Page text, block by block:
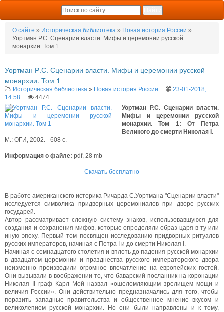
О сайте » Историческая библиотека » Новая история России »
Уортман Р.С. Сценарии власти. Мифы и церемонии русской
монархии. Том 1
Уортман Р.С. Сценарии власти. Мифы и церемонии русской
монархии. Том 1
Историческая библиотека » Новая история России
23-01-2018,
14:58
4474
Уортман Р.С. Сценарии власти.
Мифы и церемонии русской
монархии. Том 1: От Петра
Великого до смерти Николая I.
М.: ОГИ, 2002. - 608 с.
Информация о файле: pdf, 28 mb
Скачать бесплатно
В работе американского историка Ричарда С.Уортмана "Сценарии власти"
исследуется символика придворных церемониалов при дворе русских
государей.
Автор рассматривает сложную систему знаков, использовавшуюся для
создания и сохранения мифов, которые определяли образ царя в ту или
иную эпоху. Первый том посвящен исследованию придворных ритуалов
русских императоров, начиная с Петра I и до смерти Николая I.
Начиная с семнадцатого столетия и вплоть до падения русской монархии
в двадцатом церемонии и празднества русского императорского двора
неизменно производили огромное впечатление на европейских гостей.
Они вызывали в воображении то, что баварский посланник на коронации
Николая II граф Карл Мой назвал «ошеломляющим зрелищем мощи и
величия России». Они действительно предназначались для того, чтобы
поразить западные правительства и общественное мнение вкусом и
великолепием русской монархии. Но они были направлены и к тому,